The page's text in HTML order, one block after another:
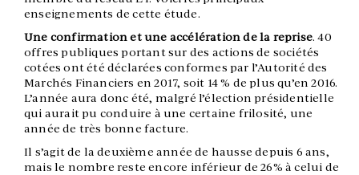
enseignements de cette étude.
Une confirmation et une accélération de la reprise. 40
offres publiques portant sur des actions de sociétés
cotées ont été déclarées conformes par l’Autorité des
Marchés Financiers en 2017, soit 14 % de plus qu’en 2016.
L’année aura donc été, malgré l’élection présidentielle
qui aurait pu conduire à une certaine frilosité, une
année de très bonne facture.
Il s’agit de la deuxième année de hausse depuis 6 ans,
mais le nombre reste encore inférieur de 26% à celui de